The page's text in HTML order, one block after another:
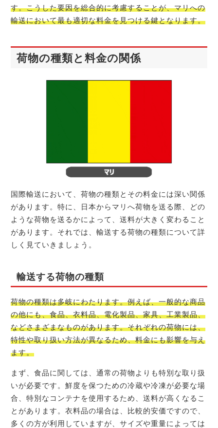
す。こうした要因を総合的に考慮することが、マリへの
輸送において最も適切な料金を見つける鍵となります。
荷物の種類と料金の関係
国際輸送において、荷物の種類とその料金には深い関係
があります。特に、日本からマリへ荷物を送る際、どの
ような荷物を送るかによって、送料が大きく変わること
があります。それでは、輸送する荷物の種類について詳
しく見ていきましょう。
輸送する荷物の種類
荷物の種類は多岐にわたります。例えば、一般的な商品
の他にも、食品、衣料品、電化製品、家具、工業製品、
などさまざまなものがあります。それぞれの荷物には、
特性や取り扱い方法が異なるため、料金にも影響を与え
ます。
まず、食品に関しては、通常の荷物よりも特別な取り扱
いが必要です。鮮度を保つための冷蔵や冷凍が必要な場
合、特別なコンテナを使用するため、送料が高くなるこ
とがあります。衣料品の場合は、比較的安価ですので、
多くの方が利用していますが、サイズや重量によっては